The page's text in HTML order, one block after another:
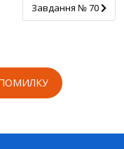
Завдання № 70
Завдання № 70